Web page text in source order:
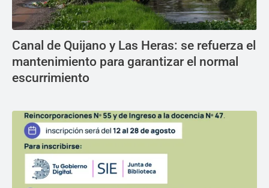
Canal de Quijano y Las Heras: se refuerza el
mantenimiento para garantizar el normal
escurrimiento